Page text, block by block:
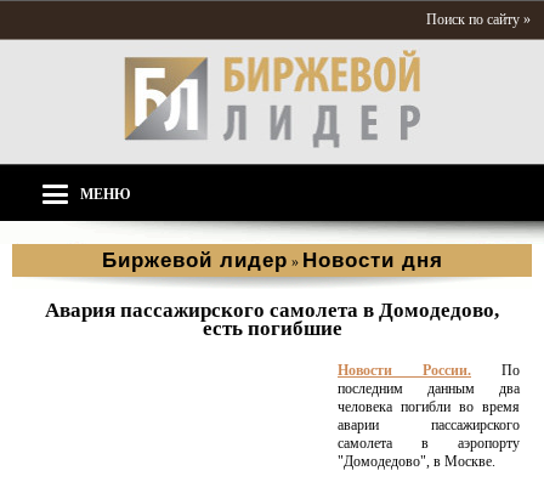
Поиск по сайту »
МЕНЮ
Биржевой лидер » Новости дня
Авария пассажирского самолета в Домодедово,
есть погибшие
Новости России. По
последним данным два
человека погибли во время
аварии пассажирского
самолета в аэропорту
"Домодедово", в Москве.